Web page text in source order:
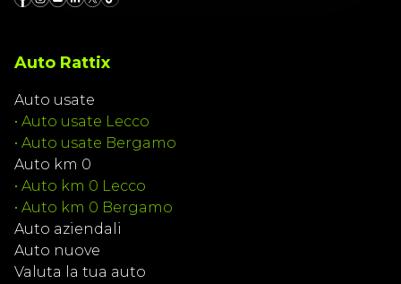
Auto Rattix
Auto usate
• Auto usate Lecco
• Auto usate Bergamo
Auto km 0
• Auto km 0 Lecco
• Auto km 0 Bergamo
Auto aziendali
Auto nuove
Valuta la tua auto